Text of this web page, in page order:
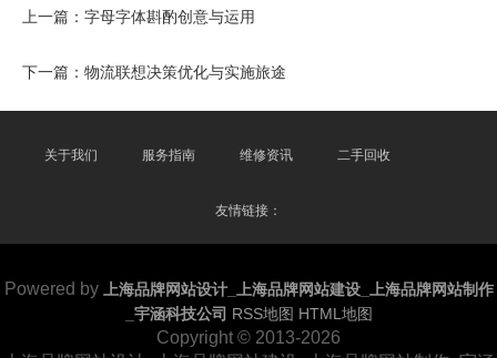
上一篇： 字母字体斟酌创意与运用
下一篇： 物流联想决策优化与实施旅途
关于我们 服务指南 维修资讯 二手回收
友情链接：
Powered by
上海品牌网站设计_上海品牌网站建设_上海品牌网站制作
_宇涵科技公司 RSS地图 HTML地图
Copyright © 2013-2026